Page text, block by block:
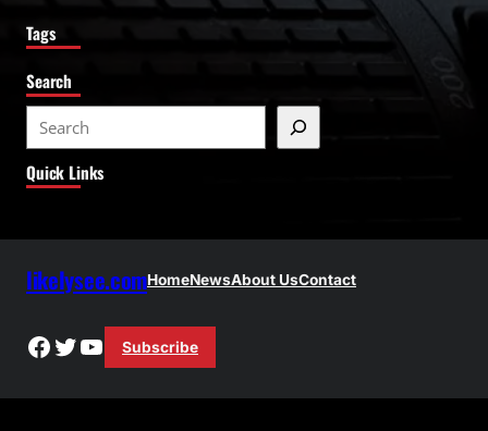
Tags
Search
e
a
Quick Links
likelysee.comHomeNewsAbout UsContact
Facebook
Twitter
YouTube
Subscribe